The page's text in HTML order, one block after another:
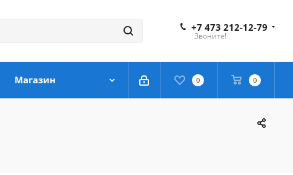
+7 473 212-12-79
Звоните!
0 0
Магазин